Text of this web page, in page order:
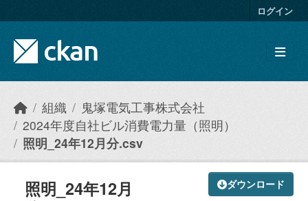
ログイン
組織
鬼塚電気工事株式会社
2024年度自社ビル消費電力量（照明）
照明_24年12月分.csv
ダウンロード
照明_24年12月